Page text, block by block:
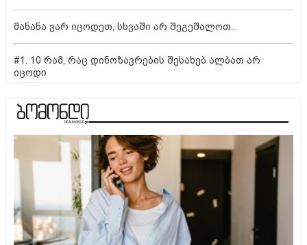
მანანა ვარ იცოდეთ, სხვაში არ შეგეშალოთ...
#1. 10 რამ, რაც დინოზავრების შესახებ ალბათ არ
იცოდი